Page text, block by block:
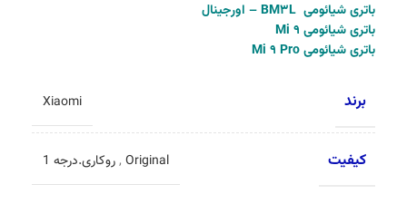
باتری شیائومی BM3L – اورجینال
باتری شیائومی Mi 9
باتری شیائومی Mi 9 Pro
برند Xiaomi
کیفیت Original
,روکاری.درجه 1